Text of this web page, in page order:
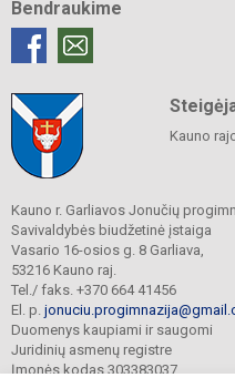
Bendraukime
Kauno
Kauno r. Garliavos Jonučių
Savivaldybės biudžetinė įstaiga
Vasario 16-osios g. 8 Garliava,
53216 Kauno raj.
Tel./ faks. +370 664 41456
El. p.
Duomenys kaupiami ir saugomi
Juridinių asmenų registre
Įmonės kodas 303383037